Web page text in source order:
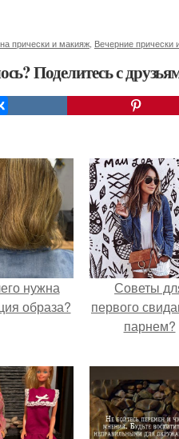
прически и макияж Вечерние прически
Поделитесь с
нужна
образа?
Советы
первого
парнем?